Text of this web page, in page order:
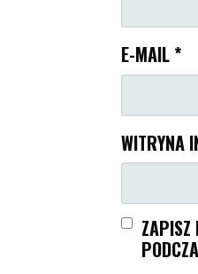
E-MAIL *
WITRYNA
ZAPISZ